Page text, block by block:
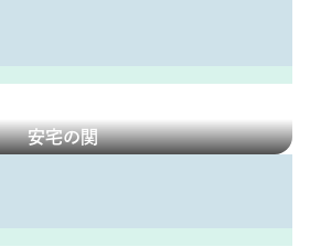
安宅の関